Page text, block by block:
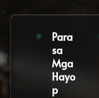
Para
sa
Mga
Hayo
p